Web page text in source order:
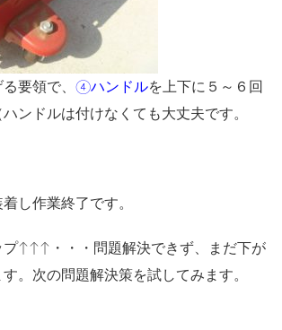
要領で、 ④ハンドルを上下に５～６回
ハンドルは付けなくても大丈夫です。
し作業終了です。
プ↑↑↑・・・問題解決できず、まだ下が
。次の問題解決策を試してみます。